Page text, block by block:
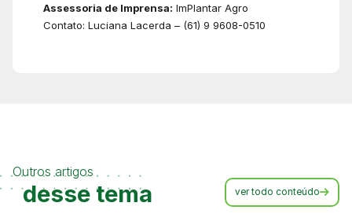
Assessoria de Imprensa: ImPlantar Agro
Contato: Luciana Lacerda – (61) 9 9608-0510
Outros artigos
desse tema ver todo conteúdo